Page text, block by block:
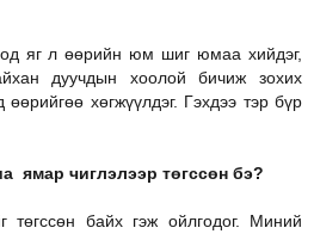
яг л өөрийн юм шиг юмаа хийдэг,
дуучдын хоолой бичиж зохих
хөгжүүлдэг. Гэхдээ тэр бүр
ямар чиглэлээр төгссөн бэ?
байх гэж ойлгодог. Миний